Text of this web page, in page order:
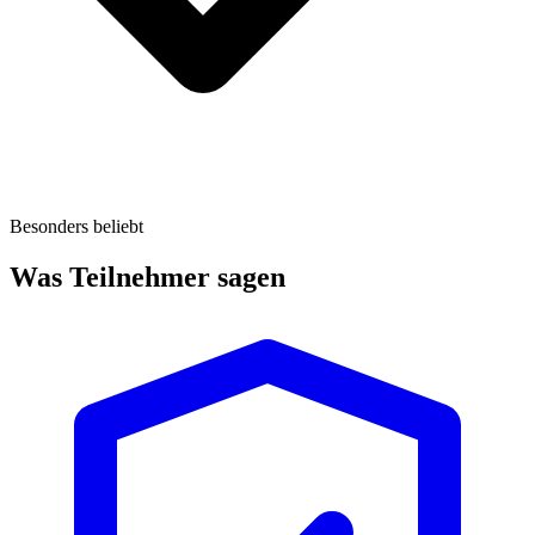
Besonders beliebt
Was Teilnehmer sagen